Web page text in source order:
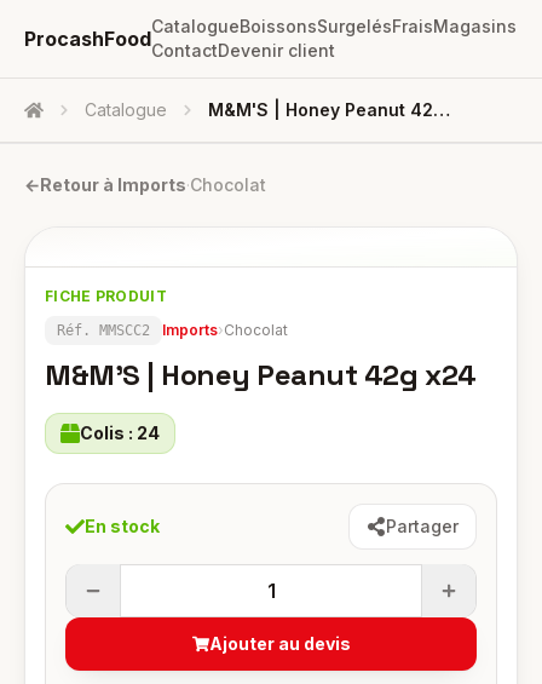
ProcashFood
CatalogueBoissonsSurgelésFraisMagasins
ContactDevenir client
Accueil Catalogue M&M'S | Honey Peanut 42g X24
←Retour à Imports·Chocolat
FICHE PRODUIT
Réf. MMSCC2 Imports›Chocolat
M&M'S | Honey Peanut 42g x24
Colis : 24
En stock Partager
1
Ajouter au devis